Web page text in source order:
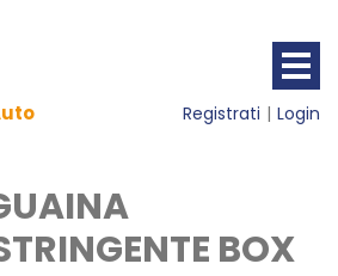
Registrati Login
BOX